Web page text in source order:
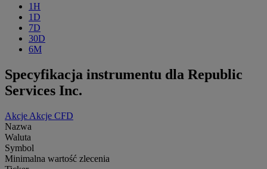
1H
1D
7D
30D
6M
Specyfikacja instrumentu dla Republic
Services Inc.
Akcje Akcje CFD
Nazwa
Waluta
Symbol
Minimalna wartość zlecenia